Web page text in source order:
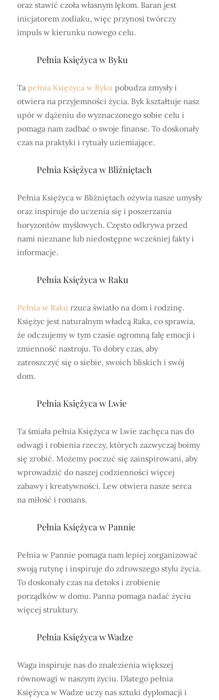
oraz stawić czoła własnym lękom. Baran jest
inicjatorem zodiaku, więc przynosi twórczy
impuls w kierunku nowego celu.
Pełnia Księżyca w Byku
Ta pełnia Księżyca w Byku pobudza zmysły i
otwiera na przyjemności życia. Byk kształtuje nasz
upór w dążeniu do wyznaczonego sobie celu i
pomaga nam zadbać o swoje finanse. To doskonały
czas na praktyki i rytuały uziemiające.
Pełnia Księżyca w Bliźniętach
Pełnia Księżyca w Bliźniętach ożywia nasze umysły
oraz inspiruje do uczenia się i poszerzania
horyzontów myślowych. Często odkrywa przed
nami nieznane lub niedostępne wcześniej fakty i
informacje.
Pełnia Księżyca w Raku
Pełnia w Raku rzuca światło na dom i rodzinę.
Księżyc jest naturalnym władcą Raka, co sprawia,
że odczujemy w tym czasie ogromną falę emocji i
zmienność nastroju. To dobry czas, aby
zatroszczyć się o siebie, swoich bliskich i swój
dom.
Pełnia Księżyca w Lwie
Ta śmiała pełnia Księżyca w Lwie zachęca nas do
odwagi i robienia rzeczy, których zazwyczaj boimy
się zrobić. Możemy poczuć się zainspirowani, aby
wprowadzić do naszej codzienności więcej
zabawy i kreatywności. Lew otwiera nasze serca
na miłość i romans.
Pełnia Księżyca w Pannie
Pełnia w Pannie pomaga nam lepiej zorganizować
swoją rutynę i inspiruje do zdrowszego stylu życia.
To doskonały czas na detoks i zrobienie
porządków w domu. Panna pomaga nadać życiu
więcej struktury.
Pełnia Księżyca w Wadze
Waga inspiruje nas do znalezienia większej
równowagi w naszym życiu. Dlatego pełnia
Księżyca w Wadze uczy nas sztuki dyplomacji i